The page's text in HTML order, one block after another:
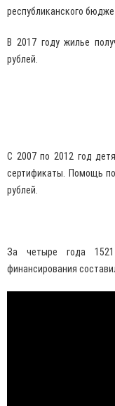
республиканского
В 2017 году жилье
рублей.
С 2007 по 2012 год
сертификаты. Помощь
рублей.
За четыре года 1521
финансирования